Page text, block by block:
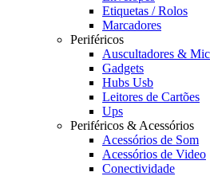
Etiquetas / Rolos
Marcadores
Periféricos
Auscultadores &
Gadgets
Hubs Usb
Leitores de Cartões
Ups
Periféricos & Acessórios
Acessórios de Som
Acessórios de Video
Conectividade